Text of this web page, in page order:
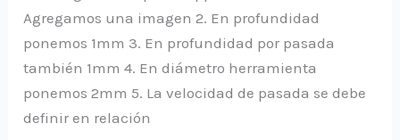
Agregamos una imagen 2. En profundidad
ponemos 1mm 3. En profundidad por pasada
también 1mm 4. En diámetro herramienta
ponemos 2mm 5. La velocidad de pasada se debe
definir en relación